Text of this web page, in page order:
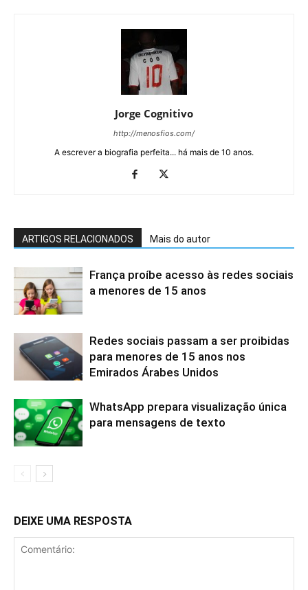
Jorge Cognitivo
http://menosfios.com/
A escrever a biografia perfeita... há mais de 10 anos.
ARTIGOS RELACIONADOS Mais do autor
França proíbe acesso às redes sociais
a menores de 15 anos
Redes sociais passam a ser proibidas
para menores de 15 anos nos
Emirados Árabes Unidos
WhatsApp prepara visualização única
para mensagens de texto
DEIXE UMA RESPOSTA